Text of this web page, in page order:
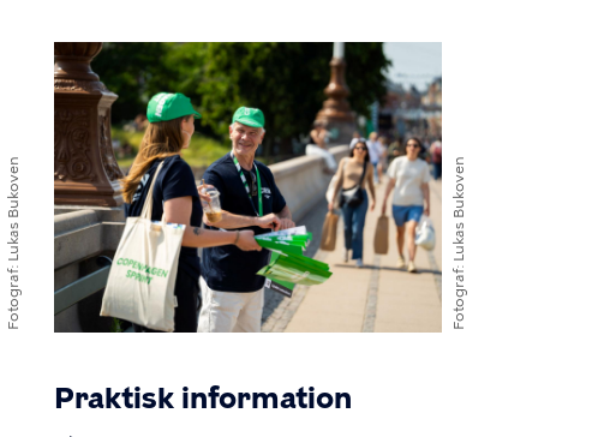
Fotograf
Lukas Bukoven
Fotograf
Lukas Bukoven
Praktisk information